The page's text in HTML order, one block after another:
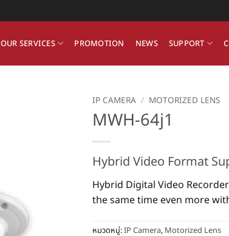
OUR SERVICES PROMOTION NEWS SUPPORT
IP CAMERA / MOTORIZED LENS
MWH-64j1
Hybrid Video Format
Hybrid Digital Video
the same time even more
หมวดหมู่:IP Camera, Motorized Lens